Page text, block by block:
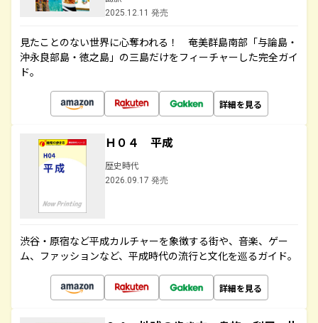
2025.12.11 発売
見たことのない世界に心奪われる！ 奄美群島南部「与論島・
沖永良部島・徳之島」の三島だけをフィーチャーした完全ガイ
ド。
詳細を見る
Ｈ０４ 平成
歴史時代
2026.09.17 発売
渋谷・原宿など平成カルチャーを象徴する街や、音楽、ゲー
ム、ファッションなど、平成時代の流行と文化を巡るガイド。
詳細を見る